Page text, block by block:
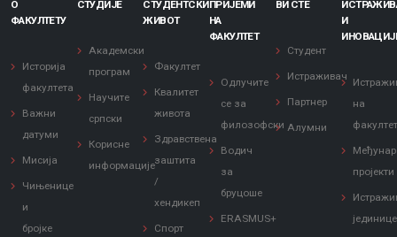
О
ФАКУЛТЕТУ
Историја
факултета
Важни
датуми
Мисија
Чињенице
и
бројке
СТУДИЈЕ
Академски
програм
Научите
српски
Корисне
информације
СТУДЕНТСКИ
ЖИВОТ
Факултет
Квалитет
живота
Здравствена
заштита
/
хендикеп
Спорт
ПРИЈЕМИ
НА
ФАКУЛТЕТ
Одлучите
се за
филозофски
Водич
за
бруцоше
ERASMUS+
ВИ СТЕ
Студент
Истраживач
Партнер
Алумни
И
на
пројекти
јединице